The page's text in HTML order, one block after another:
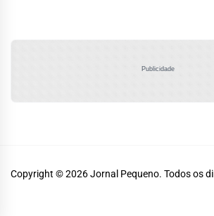
Publicidade
Copyright © 2026Jornal Pequeno. Todos os